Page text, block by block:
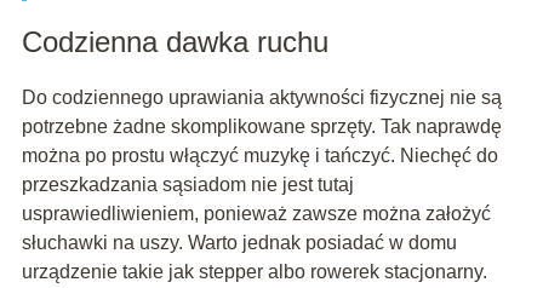
Codzienna dawka ruchu
Do codziennego uprawiania aktywności fizycznej nie są
potrzebne żadne skomplikowane sprzęty. Tak naprawdę
można po prostu włączyć muzykę i tańczyć. Niechęć do
przeszkadzania sąsiadom nie jest tutaj
usprawiedliwieniem, ponieważ zawsze można założyć
słuchawki na uszy. Warto jednak posiadać w domu
urządzenie takie jak stepper albo rowerek stacjonarny.